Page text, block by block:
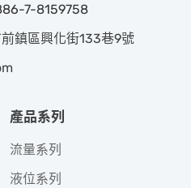
7-8159758
鎮區興化街133巷9號
產品系列
流量系列
液位系列